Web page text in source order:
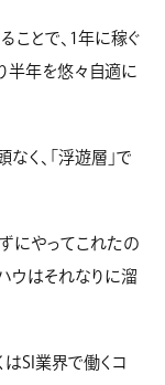
ことで、1年に稼ぐ
半年を悠々自適に
く、「浮遊層」で
にやってこれたの
ウはそれなりに溜
はSI業界で働くコ